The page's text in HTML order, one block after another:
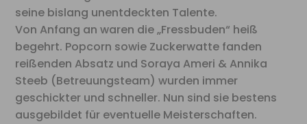
seine bislang unentdeckten Talente.
Von Anfang an waren die „Fressbuden“ heiß
begehrt. Popcorn sowie Zuckerwatte fanden
reißenden Absatz und Soraya Ameri & Annika
Steeb (Betreuungsteam) wurden immer
geschickter und schneller. Nun sind sie bestens
ausgebildet für eventuelle Meisterschaften.